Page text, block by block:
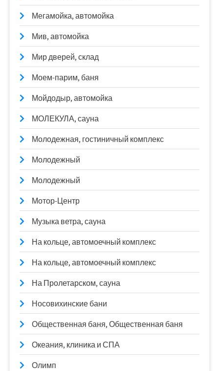
Мегамойка, автомойка
Мив, автомойка
Мир дверей, склад
Моем-парим, баня
Мойдодыр, автомойка
МОЛЕКУЛА, сауна
Молодежная, гостиничный комплекс
Молодежный
Молодежный
Мотор-Центр
Музыка ветра, сауна
На кольце, автомоечный комплекс
На кольце, автомоечный комплекс
На Пролетарском, сауна
Носовихинские бани
Общественная баня, Общественная баня
Океания, клиника и СПА
Олимп